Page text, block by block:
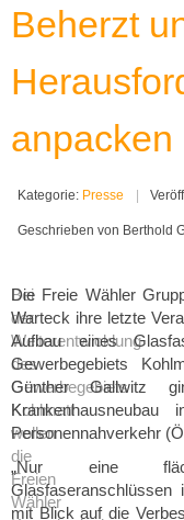
Beherzt
anpacken
Kategorie: Presse
Geschrieben von Berthold
Bei
der
Weiterentwicklung
des
Gewerbegebiets
Kohlmatt
wollen
die
Freien
Wähler
Die Freie Wähler
Warteck ihre letzte
Aufbau eines
Gewerbegebiets
Günther Gallwitz
Personennahverkehr
„Nur eine
mit Blick auf die